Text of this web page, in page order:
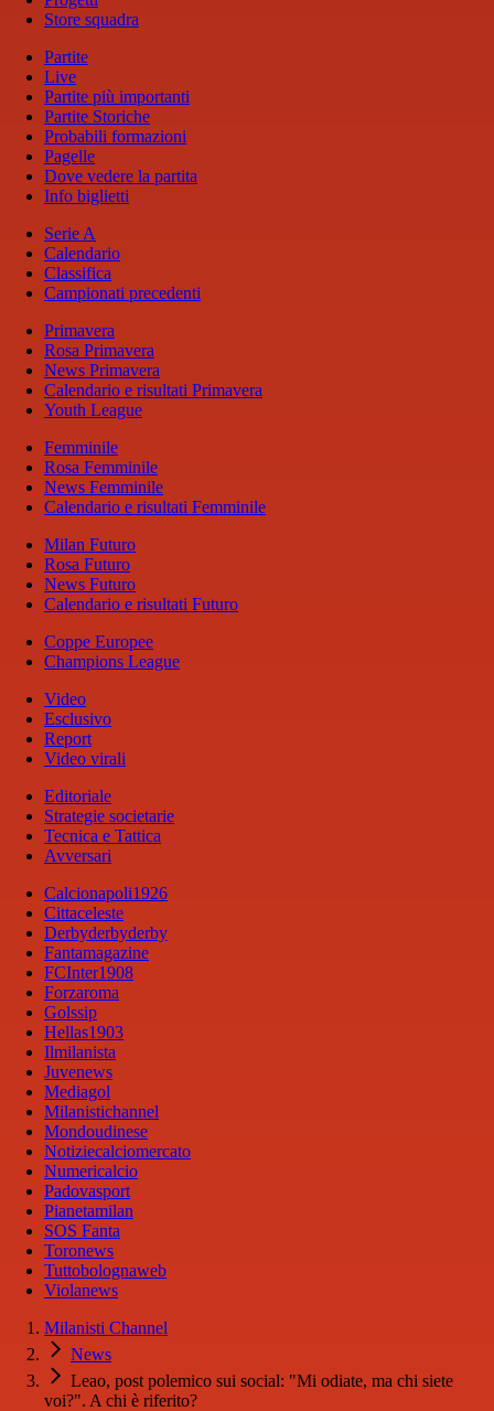
Store squadra
Partite
Live
Partite più importanti
Partite Storiche
Probabili formazioni
Pagelle
Dove vedere la partita
Info biglietti
Serie A
Calendario
Classifica
Campionati precedenti
Primavera
Rosa Primavera
News Primavera
Calendario e risultati Primavera
Youth League
Femminile
Rosa Femminile
News Femminile
Calendario e risultati Femminile
Milan Futuro
Rosa Futuro
News Futuro
Calendario e risultati Futuro
Coppe Europee
Champions League
Video
Esclusivo
Report
Video virali
Editoriale
Strategie societarie
Tecnica e Tattica
Avversari
Calcionapoli1926
Cittaceleste
Derbyderbyderby
Fantamagazine
FCInter1908
Forzaroma
Golssip
Hellas1903
Ilmilanista
Juvenews
Mediagol
Milanistichannel
Mondoudinese
Notiziecalciomercato
Numericalcio
Padovasport
Pianetamilan
SOS Fanta
Toronews
Tuttobolognaweb
Violanews
Milanisti Channel
News
Leao, post polemico sui social: "Mi odiate, ma chi siete
voi?". A chi è riferito?